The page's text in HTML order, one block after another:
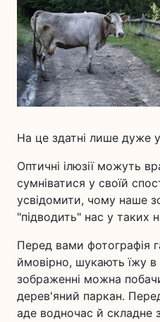
На це здатні лише дуже
Оптичні ілюзії можуть
сумніватися у своїй
усвідомити, чому наше
"підводить" нас у таких
Перед вами фотографія
ймовірно, шукають їжу в
зображенні можна
дерев'яний паркан.
аде водночас й складне